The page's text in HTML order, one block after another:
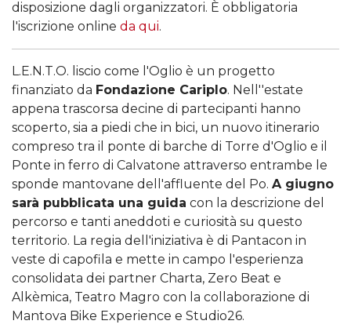
disposizione dagli organizzatori. È obbligatoria
l'iscrizione online da qui.
L.E.N.T.O. liscio come l'Oglio è un progetto
finanziato da Fondazione Cariplo. Nell''estate
appena trascorsa decine di partecipanti hanno
scoperto, sia a piedi che in bici, un nuovo itinerario
compreso tra il ponte di barche di Torre d'Oglio e il
Ponte in ferro di Calvatone attraverso entrambe le
sponde mantovane dell'affluente del Po. A giugno
sarà pubblicata una guida con la descrizione del
percorso e tanti aneddoti e curiosità su questo
territorio. La regia dell'iniziativa è di Pantacon in
veste di capofila e mette in campo l'esperienza
consolidata dei partner Charta, Zero Beat e
Alkèmica, Teatro Magro con la collaborazione di
Mantova Bike Experience e Studio26.